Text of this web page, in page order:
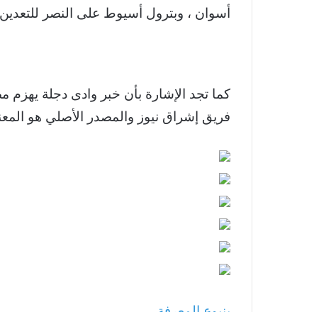
أسوان ، وبترول أسيوط على النصر للتعدين 3 / 1
كما تجد الإشارة بأن خبر وادى دجلة
فريق إشراق نيوز والمصدر الأصلي هو